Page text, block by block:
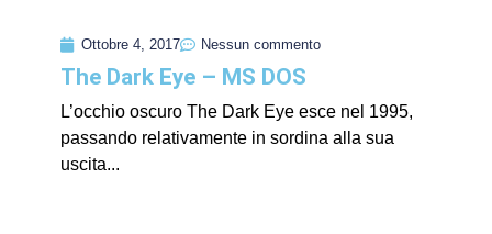
Ottobre 4, 2017 Nessun commento
The Dark Eye – MS DOS
L’occhio oscuro The Dark Eye esce nel 1995,
passando relativamente in sordina alla sua
uscita...